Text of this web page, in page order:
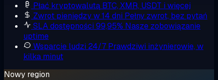
Płać kryptowalutą BTC, XMR, USDT i więcej
Zwrot pieniędzy w 14 dni Pełny zwrot, bez pytań
SLA dostępności 99,95% Nasze zobowiązanie
uptime
Wsparcie ludzi 24/7 Prawdziwi inżynierowie, w
kilka minut
Nowy region